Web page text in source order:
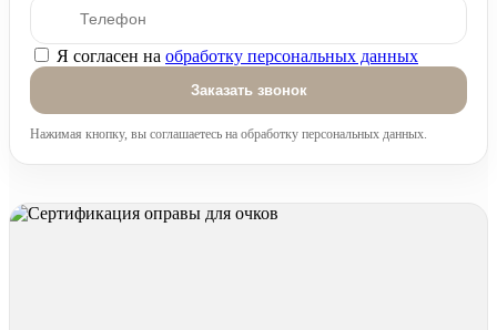
Оставьте это поле пустым.
Я согласен на обработку персональных данных
Нажимая кнопку, вы соглашаетесь на обработку персональных данных.